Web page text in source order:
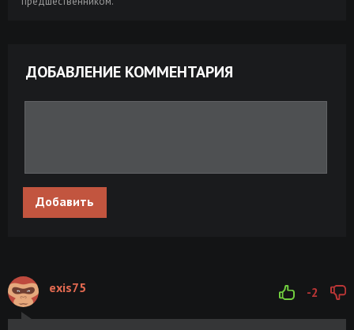
ДОБАВЛЕНИЕ КОММЕНТАРИЯ
Добавить
-2
exis75